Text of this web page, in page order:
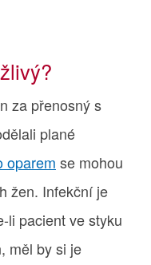
za přenosný s
plané
oparem se mohou
žen. Infekční je
li pacient ve styku
měl by si je